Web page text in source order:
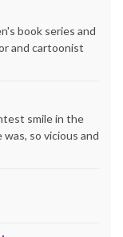
book series and
and cartoonist
smile in the
so vicious and